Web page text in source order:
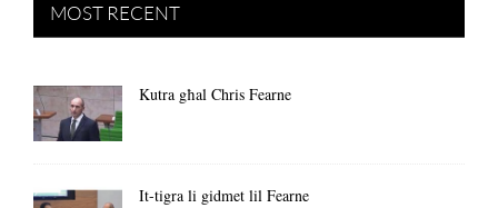
MOST RECENT
Kutra għal Chris Fearne
It-tigra li gidmet lil Fearne